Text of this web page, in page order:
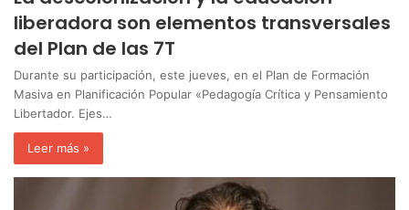
liberadora son elementos transversales
del Plan de las 7T
Durante su participación, este jueves, en el Plan de Formación
Masiva en Planificación Popular «Pedagogía Crítica y Pensamiento
Libertador. Ejes…
Leer más »